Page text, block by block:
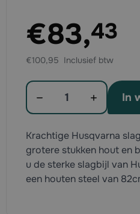
Exclusief btw:
€83,43
€100,95
Aantal
In
Krachtige Husqvarna
grotere stukken hout en
u de sterke slagbijl van
een houten steel van